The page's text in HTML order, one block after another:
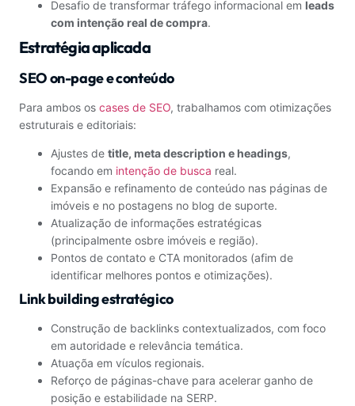
Desafio de transformar tráfego informacional em leads
com intenção real de compra.
Estratégia aplicada
SEO on-page e conteúdo
Para ambos os cases de SEO, trabalhamos com otimizações
estruturais e editoriais:
Ajustes de title, meta description e headings,
focando em intenção de busca real.
Expansão e refinamento de conteúdo nas páginas de
imóveis e no postagens no blog de suporte.
Atualização de informações estratégicas
(principalmente osbre imóveis e região).
Pontos de contato e CTA monitorados (afim de
identificar melhores pontos e otimizações).
Link building estratégico
Construção de backlinks contextualizados, com foco
em autoridade e relevância temática.
Atuaçõa em vículos regionais.
Reforço de páginas-chave para acelerar ganho de
posição e estabilidade na SERP.